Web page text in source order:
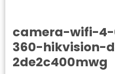
camera-wifi-
360-hikvision-
2de2c400mwg